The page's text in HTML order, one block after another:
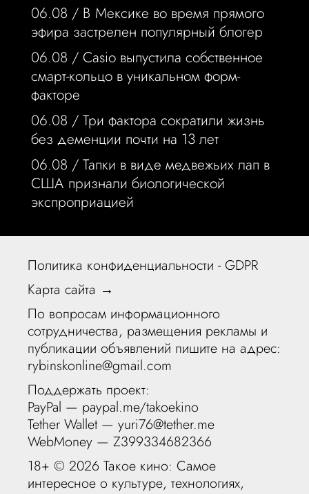
06.08 / В Мексике во время прямого
эфира застрелен популярный блогер
06.08 / Casio выпустила собственное
смарт-кольцо в уникальном форм-
факторе
06.08 / Три фактора сократили жизнь
без деменции почти на 13 лет
06.08 / Тапки в виде медвежьих лап в
США признали биологической
экспроприацией
Политика конфиденциальности - GDPR
Карта сайта →
По вопросам информационного
сотрудничества, размещения рекламы и
публикации объявлений пишите на адрес:
rybinskonline@gmail.com
Поддержать проект:
PayPal — paypal.me/takoekino
Tether Wallet — yuri76@tether.me
WebMoney — Z399334682366
18+ ©2026 Такое кино: Самое
интересное о культуре, технологиях,